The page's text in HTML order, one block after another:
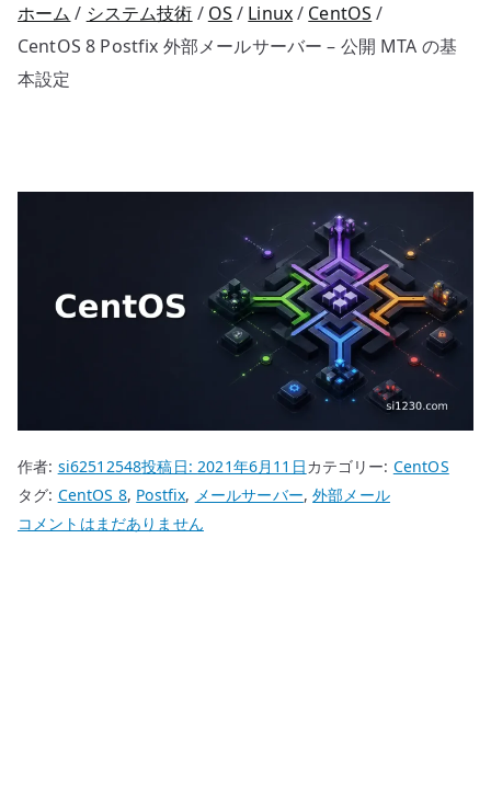
ホーム システム技術 OS Linux
CentOS
CentOS 8 Postfix 外部メールサーバー – 公開 MTA の基
本設定
作者: si62512548投稿日:2021年6月11日カテゴリー: CentOS
タグ: CentOS 8, Postfix, メールサーバー,外部メール
CentOS
コメントはまだありません